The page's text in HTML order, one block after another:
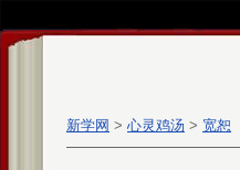
新学网 > 心灵鸡汤 > 宽恕